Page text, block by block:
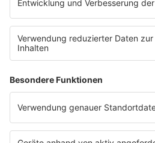
E-Bikes über eine